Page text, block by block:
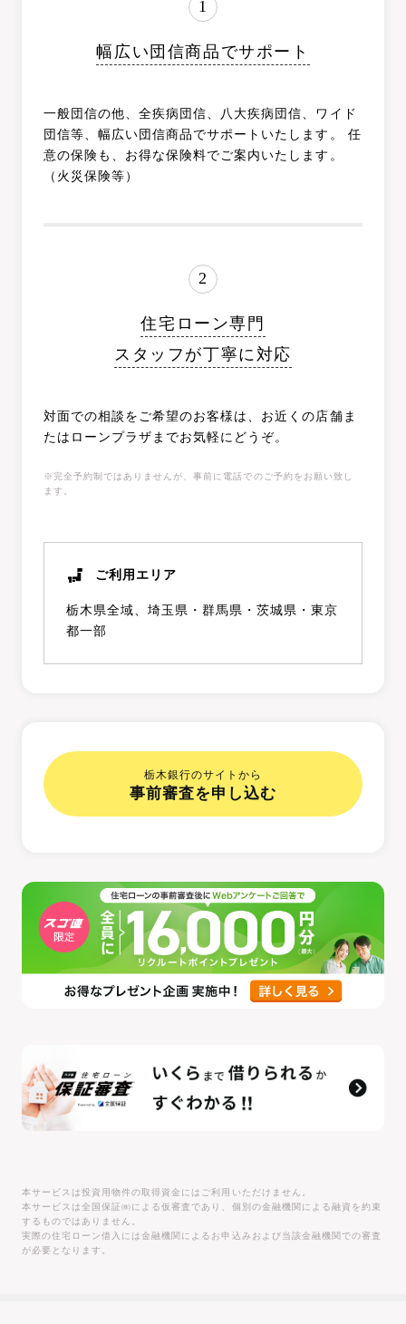
幅広い団信商品でサポート
一般団信の他、全疾病団信、八大疾病団信、ワイド
団信等、幅広い団信商品でサポートいたします。 任
意の保険も、お得な保険料でご案内いたします。
（火災保険等）
住宅ローン専門
スタッフが丁寧に対応
対面での相談をご希望のお客様は、お近くの店舗ま
たはローンプラザまでお気軽にどうぞ。
※完全予約制ではありませんが、事前に電話でのご予約をお願い致し
ます。
ご利用エリア
栃木県全域、埼玉県・群馬県・茨城県・東京
都一部
栃木銀行のサイトから
事前審査を申し込む
本サービスは投資用物件の取得資金にはご利用いただけません。
本サービスは全国保証㈱による仮審査であり、個別の金融機関による融資を約束
するものではありません。
実際の住宅ローン借入には金融機関によるお申込みおよび当該金融機関での審査
が必要となります。